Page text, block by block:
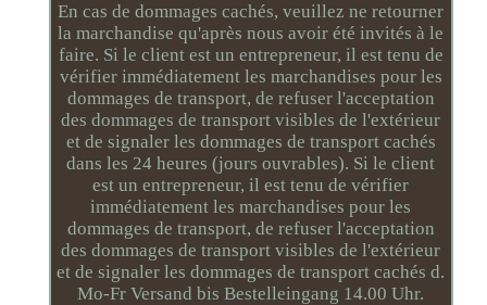
En cas de dommages cachés, veuillez ne retourner
la marchandise qu'après nous avoir été invités à le
faire. Si le client est un entrepreneur, il est tenu de
vérifier immédiatement les marchandises pour les
dommages de transport, de refuser l'acceptation
des dommages de transport visibles de l'extérieur
et de signaler les dommages de transport cachés
dans les 24 heures (jours ouvrables). Si le client
est un entrepreneur, il est tenu de vérifier
immédiatement les marchandises pour les
dommages de transport, de refuser l'acceptation
des dommages de transport visibles de l'extérieur
et de signaler les dommages de transport cachés d.
Mo-Fr Versand bis Bestelleingang 14.00 Uhr.